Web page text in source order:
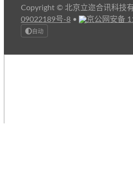
Copyright © 北京立迩合讯科技
09022189号-8 • 京公网安备
自动